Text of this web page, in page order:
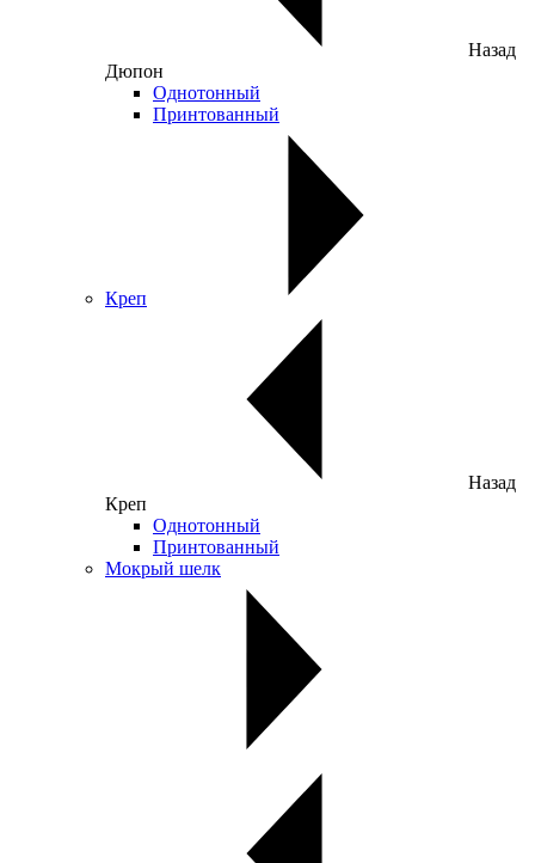
Назад
Дюпон
Однотонный
Принтованный
Креп
Назад
Креп
Однотонный
Принтованный
Мокрый шелк